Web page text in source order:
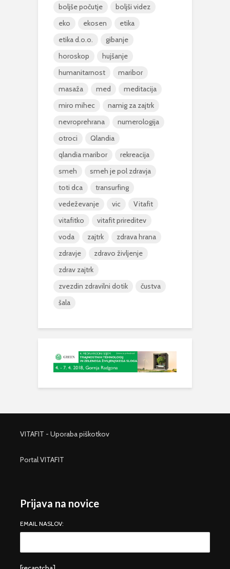
boljše počutje
boljši videz
eko
ekosen
etika
etika d.o.o.
gibanje
horoskop
hujšanje
humanitarnost
maribor
masaža
med
meditacija
miro mihec
namig za zajtrk
nevroprehrana
numerologija
otroci
Qlandia
qlandia maribor
rekreacija
smeh
smeh je pol zdravja
toti dca
transurfing
vedeževanje
vic
Vitafit
vitafitko
vitafit prireditev
voda
zajtrk
zdrava hrana
zdravje
zdravo življenje
zdrav zajtrk
zvezdin zdravilni dotik
čustva
šala
VITAFIT - Uporaba piškotkov
Portal VITAFIT
Prijava na novice
EMAIL NASLOV: